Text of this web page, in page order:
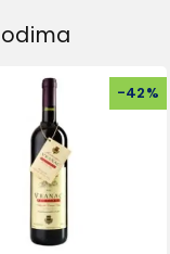
-42%